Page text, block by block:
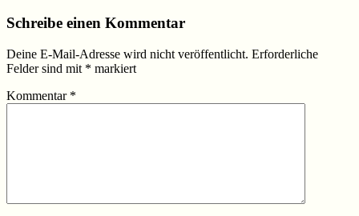
Schreibe einen Kommentar
Deine E-Mail-Adresse wird nicht veröffentlicht. Erforderliche
Felder sind mit * markiert
Kommentar *